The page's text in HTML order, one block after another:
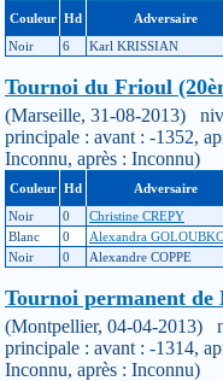
Couleur Hd Adversaire
Noir
6 Karl KRISSIAN
Tournoi du Frioul
(Marseille, 31-08-2013)
principale : avant : -1352,
Inconnu, après : Inconnu)
Couleur Hd Adversaire
Noir
0 Christine CREPY
Blanc
0 Alexandra
Noir
0 Alexandre COPPE
Tournoi permanent
(Montpellier, 04-04-2013)
principale : avant : -1314,
Inconnu, après : Inconnu)